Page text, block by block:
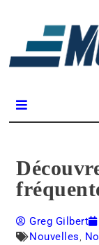
Greg Gilbert
Nouvelles,